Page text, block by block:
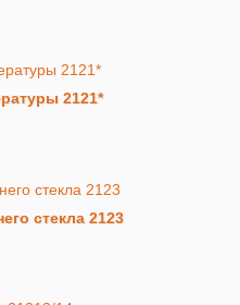
2121*
стекла 2123